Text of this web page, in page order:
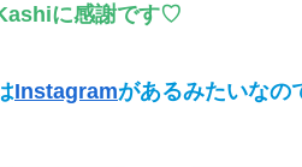
に感謝です♡
Instagramがあるみたいなの